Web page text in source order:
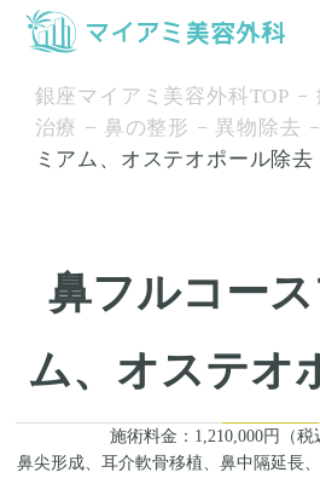
銀座マイアミ美容外科TOP
治療
鼻の整形 異物除去
ミアム、オステオポール除去
鼻フルコー
ム、オステオ
施術料金：1,210,000円（税
鼻尖形成、耳介軟骨移植、鼻中隔延長